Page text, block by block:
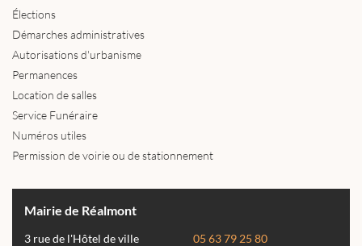
Élections
Démarches administratives
Autorisations d'urbanisme
Permanences
Location de salles
Service Funéraire
Numéros utiles
Permission de voirie ou de stationnement
Mairie de Réalmont
3 rue de l'Hôtel de ville
05 63 79 25 80